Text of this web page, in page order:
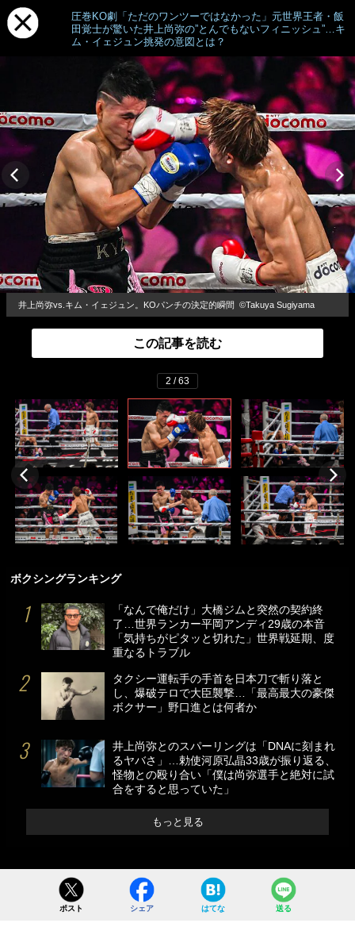
圧巻KO劇「ただのワンツーではなかった」元世界王者・飯
田覚士が驚いた井上尚弥の”とんでもないフィニッシュ”…キ
ム・イェジュン挑発の意図とは？
井上尚弥vs.キム・イェジュン。KOパンチの決定的瞬間 ©Takuya Sugiyama
この記事を読む
2 / 63
ボクシングランキング
「なんで俺だけ」大橋ジムと突然の契約終
了…世界ランカー平岡アンディ29歳の本音
「気持ちがピタッと切れた」世界戦延期、度
重なるトラブル
タクシー運転手の手首を日本刀で斬り落と
し、爆破テロで大臣襲撃…「最高最大の豪傑
ボクサー」野口進とは何者か
井上尚弥とのスパーリングは「DNAに刻まれ
るヤバさ」…勅使河原弘晶33歳が振り返る、
怪物との殴り合い「僕は尚弥選手と絶対に試
合をすると思っていた」
もっと見る
ポスト シェア はてな 送る